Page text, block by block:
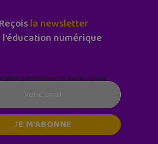
Reçoisla newsletter
l'éducation numérique
numérique (le lundi matin)